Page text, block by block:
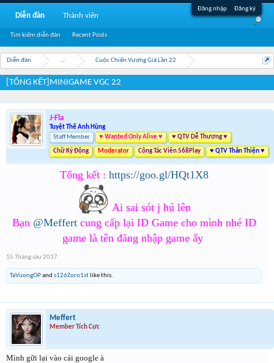
Đăng nhập Đăng ký
Diễn đàn ... Cuộc Chiến Vương Giả Lần 22
[TỔNG KẾT]MINIGAME VGC 22
J-Fla
Tuyệt Thế Anh Hùng
Staff Member
♥ Wanted Only Alive ♥ ♥ QTV Dễ Thương ♥
Chữ Ký Động Moderator Cộng Tác Viên 568Play ♥ QTV Thân Thiện ♥
Tổng kết : https://goo.gl/HQt1X8
Ai sai sót j hú lên
Bạn @Meffertcung cấp lại ID Game cho mình nhé ID
game là tên đăng nhập game ấy ​
15 Tháng sáu 2017
TaVuongOPand s126Zoro1st like this.
Meffert
Member Tích Cực
Mình gữi lại vào cái google à
Diễn đàn
Tìm kiếm diễn đàn Recent Posts
Thành viên